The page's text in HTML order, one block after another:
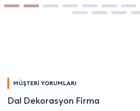
MÜŞTERİ YORUMLARI
Dal Dekorasyon Firma